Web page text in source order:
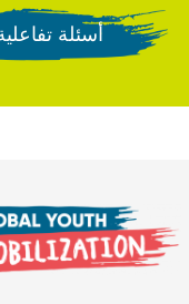
أسئلة تفاعلية